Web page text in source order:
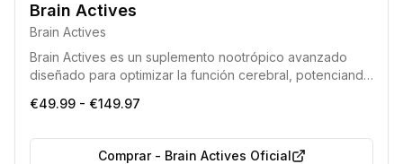
Brain Actives
Brain Actives
Brain Actives es un suplemento nootrópico avanzado
diseñado para optimizar la función cerebral, potenciando
memoria y la concentración. Además, contribuye a
€49.99 - €149.97
Comprar- Brain Actives Oficial